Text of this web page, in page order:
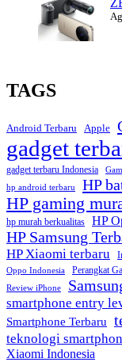
TAGS
Android Terbaru Apple
gadget
gadget terbaru Indonesia
hp android terbaru HP
HP gaming
hp murah berkualitas HP
HP Samsung
HP Xiaomi terbaru
Oppo Indonesia Perangkat
Review iPhone
smartphone entry
Smartphone Terbaru
teknologi
Xiaomi Indonesia